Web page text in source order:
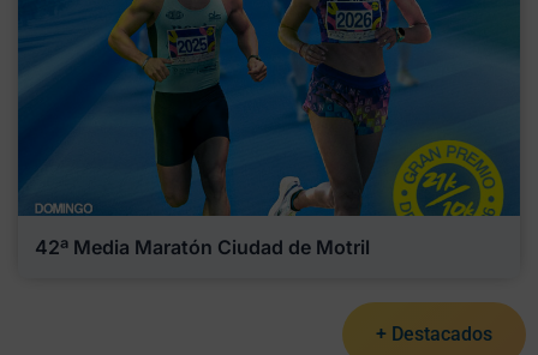
42ª Media Maratón Ciudad de Motril
+ Destacados